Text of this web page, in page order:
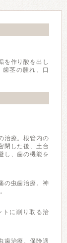
を作り酸を出し
茎の腫れ、口
治療。根管内の
閉した後、土台
し、歯の機能を
の虫歯治療。神
トに削り取る治
歯治療。保険適